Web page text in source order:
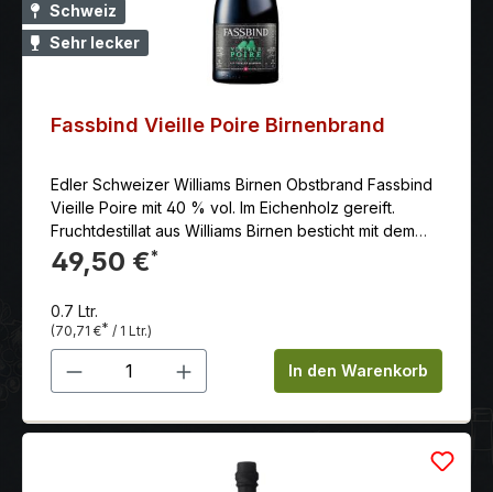
Schweiz
Sehr lecker
Fassbind Vieille Poire Birnenbrand
Edler Schweizer Williams Birnen Obstbrand Fassbind
Vieille Poire mit 40 % vol. Im Eichenholz gereift.
Fruchtdestillat aus Williams Birnen besticht mit dem
unverwechselbaren Aroma dieser Frucht.
49,50 €*
0.7 Ltr.
(70,71 €* / 1 Ltr.)
Produkt Anzahl: Gib denIn den Warenkorb